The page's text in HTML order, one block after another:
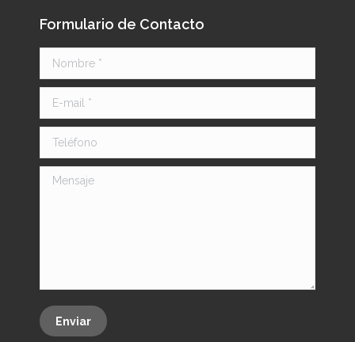
Formulario de Contacto
Nombre *
E-mail *
Teléfono
Mensaje
Enviar